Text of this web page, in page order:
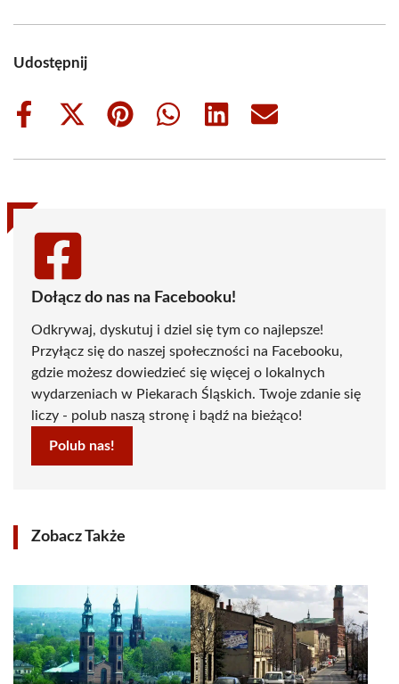
Udostępnij
Share
Share
(Twitter)
Share
Share
Share
Share
Dołącz do nas na Facebooku!
Odkrywaj, dyskutuj i dziel się tym co najlepsze!
Przyłącz się do naszej społeczności na Facebooku,
gdzie możesz dowiedzieć się więcej o lokalnych
wydarzeniach w Piekarach Śląskich. Twoje zdanie się
liczy - polub naszą stronę i bądź na bieżąco!
Polub nas!
Zobacz Także